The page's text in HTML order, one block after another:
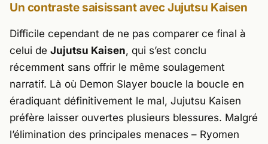
Un contraste saisissant avec Jujutsu Kaisen
Difficile cependant de ne pas comparer ce final à
celui de Jujutsu Kaisen, qui s’est conclu
récemment sans offrir le même soulagement
narratif. Là où Demon Slayer boucle la boucle en
éradiquant définitivement le mal, Jujutsu Kaisen
préfère laisser ouvertes plusieurs blessures. Malgré
l’élimination des principales menaces – Ryomen